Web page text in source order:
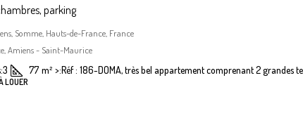
parking
Somme, Hauts-de-France, France
Amiens - Saint-Maurice
3 77 m² >:Réf : 186-DOMA, très bel appartement comprenant 2 grandes
LOUER